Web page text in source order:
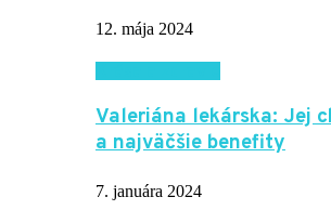
12. mája 2024
Valeriána lekárska: Jej
a najväčšie benefity
7. januára 2024